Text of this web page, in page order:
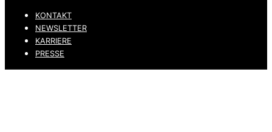
KONTAKT
NEWSLETTER
KARRIERE
PRESSE